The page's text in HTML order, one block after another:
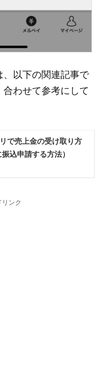
以下の関連記事で
わせて参考にして
で売上金の受け取り方
振込申請する方法）
リンク